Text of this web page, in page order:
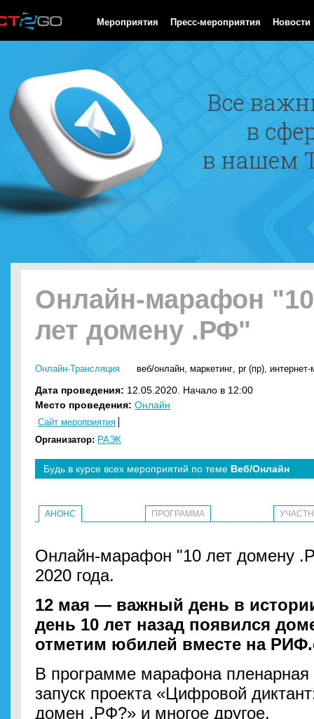
Мероприятия Пресс-мероприятия Новости
Онлайн-марафон "10
лет домену .РФ"
Онлайн-Трансляция веб/онлайн, маркетинг, pr (пр), интернет-
Дата проведения: 12.05.2020. Начало в 12:00
Место проведения: Онлайн
Сайт мероприятия
Организатор: РАЭК
Будь в курсе всех мероприятий по теме Веб/Онлайн
АНОНС ПРОГРАММА
Онлайн-марафон "10 лет домену
2020 года.
12 мая — важный день в
день 10 лет назад появился
отметим юбилей вместе на
В программе марафона пленарная
запуск проекта «Цифровой
домен .РФ?» и многое другое.